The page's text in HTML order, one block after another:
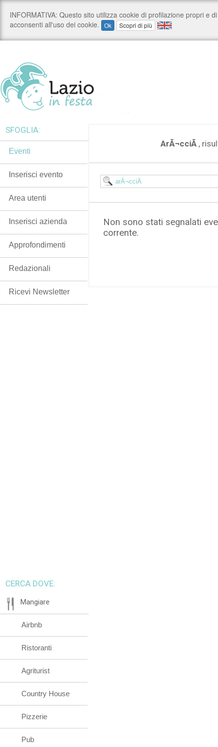
ArÃ¬cciÃ ,
Non sono stati segnalati
corrente.
SFOGLIA:
Eventi
Inserisci evento
Area utenti
Inserisci azienda
Approfondimenti
Redazionali
Ricevi Newsletter
CERCA DOVE:
Mangiare
Airbnb
Ristoranti
Agriturist
Country House
Pizzerie
Pub